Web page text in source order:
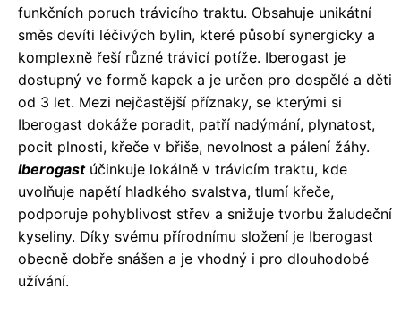
funkčních poruch trávicího traktu. Obsahuje unikátní
směs devíti léčivých bylin, které působí synergicky a
komplexně řeší různé trávicí potíže. Iberogast je
dostupný ve formě kapek a je určen pro dospělé a děti
od 3 let. Mezi nejčastější příznaky, se kterými si
Iberogast dokáže poradit, patří nadýmání, plynatost,
pocit plnosti, křeče v břiše, nevolnost a pálení žáhy.
Iberogastúčinkuje lokálně v trávicím traktu, kde
uvolňuje napětí hladkého svalstva, tlumí křeče,
podporuje pohyblivost střev a snižuje tvorbu žaludeční
kyseliny. Díky svému přírodnímu složení je Iberogast
obecně dobře snášen a je vhodný i pro dlouhodobé
užívání.